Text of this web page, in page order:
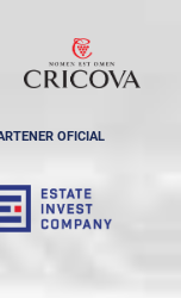
OFICIAL